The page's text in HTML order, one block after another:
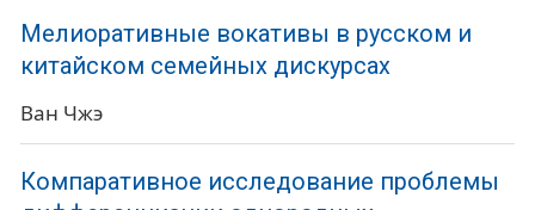
Мелиоративные вокативы в русском и
китайском семейных дискурсах
Ван Чжэ
Компаративное исследование проблемы